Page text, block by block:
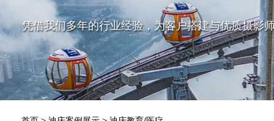
凭借我们多年的行业经验，为客户搭建与优质摄影